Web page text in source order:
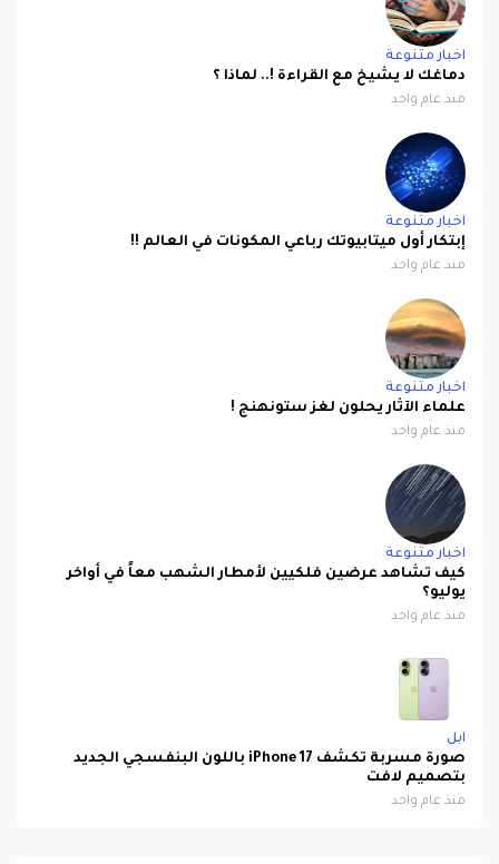
اخبار متنوعة
دماغك لا يشيخ مع القراءة !.. لماذا ؟
منذ عام واحد
اخبار متنوعة
إبتكار أول ميتابيوتك رباعي المكونات في العالم !!
منذ عام واحد
اخبار متنوعة
علماء الآثار يحلون لغز ستونهنج !
منذ عام واحد
اخبار متنوعة
كيف تشاهد عرضين فلكيين لأمطار الشهب معاً في أواخر
يوليو؟
منذ عام واحد
ابل
صورة مسربة تكشف iPhone 17 باللون البنفسجي الجديد
بتصميم لافت
منذ عام واحد